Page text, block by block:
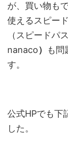
が、買い物も
使えるスピー
（スピードパ
nanaco） も問
す。
公式HPでも下
した。